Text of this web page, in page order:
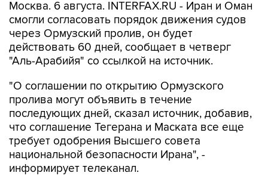
через Ормузский пролив, он будет
действовать 60 дней, сообщает в четверг
"Аль-Арабийя" со ссылкой на источник.
"О соглашении по открытию Ормузского
последующих дней, сказал источник, добавив,
что соглашение Тегерана и Маската все еще
требует одобрения Высшего совета
национальной безопасности Ирана", -
информирует телеканал.
"Источник продолжил, что предложенное